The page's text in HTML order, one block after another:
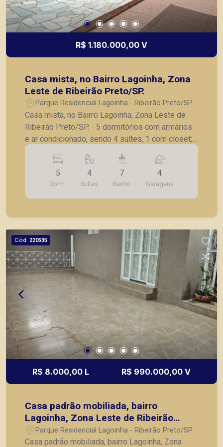
R$ 1.180.000,00 V
Casa mista, no Bairro Lagoinha, Zona
Leste de Ribeirão Preto/SP.
Parque Residencial Lagoinha - Ribeirão Preto/SP
Casa mista, no Bairro Lagoinha, Zona Leste de
Ribeirão Preto/SP. - 5 dormitórios com armários
e ar condicionado, sendo 4 suítes, 1 com closet; -
Lavabo; - Sala para 2 ambientes; - Sala de Tv; -
Roupeiro; - Cozinha integrada com sala de jantar
com armários planejados; - Despensa; -
Dependência de serviços; - Área de serviços
ampla com armários; - Quarto de despejo; - Área
área verde ao redor de toda a casa e árvores
frutíferas; - 4 vagas de garagem coberta; - Casa
mista espaçosa, muito bem conservada, área
verde por todo o quintal, em ótima localização no
bairro Lagoinha. A Piramid tem como objetivo
atender seus clientes com agilidade e segurança,
em locação, vendas de imóveis prontos, usados
ou mesmo nos principais lançamentos da cidade
de Ribeirão Preto.
5
Dorm.
4
Suítes
7
Banho
4
Garagens
Cód. 220535
R$ 8.000,00 L R$ 990.000,00 V
Casa padrão mobiliada, bairro
Lagoinha, Zona Leste de Ribeirão
Preto/SP.
Parque Residencial Lagoinha - Ribeirão Preto/SP
Casa padrão mobiliada, bairro Lagoinha, Zona